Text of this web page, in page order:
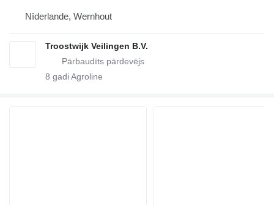
Nīderlande, Wernhout
Troostwijk Veilingen B.V.
8 gadi Agroline